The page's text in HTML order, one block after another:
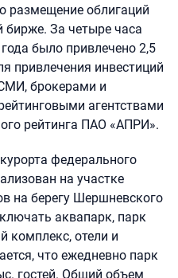
размещение облигаций
За четыре часа
было привлечено 2,5
привлечения инвестиций
брокерами и
агентствами
рейтинга ПАО «АПРИ».
федерального
на участке
на берегу Шершневского
аквапарк, парк
комплекс, отели и
что ежедневно парк
гостей. Общий объем